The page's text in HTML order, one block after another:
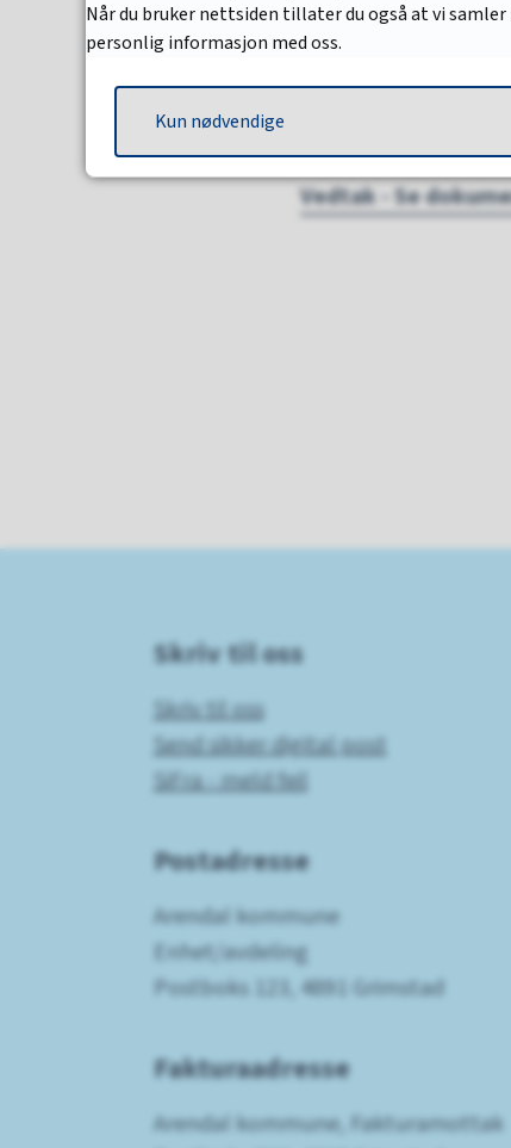
Vedtak - Se
Forslag tatt til
Arealplankart - Se
Vedtak - Se
Skriv til oss
Skriv til oss
Send sikker digital post
SiFra - meld feil
Postadresse
Arendal kommune
Enhet/avdeling
Postboks 123, 4891 Grimstad
Fakturaadresse
Arendal kommune, Fakturamottak
Når du bruker nettsiden tillater du også at vi
personlig informasjon med oss.
Kun nødvendige